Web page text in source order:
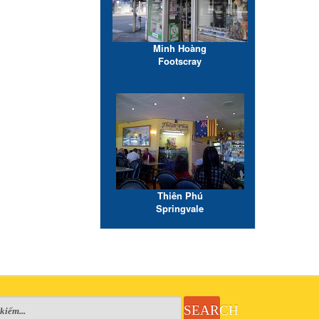
Minh Hoàng
Footscray
Thiên Phú
Springvale
SEARCH